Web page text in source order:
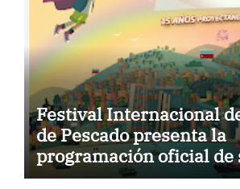
Festival Internacional
de Pescado presenta la
programación oficial de
años